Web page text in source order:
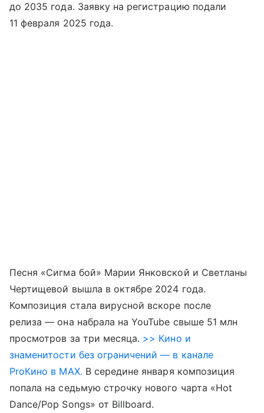
до 2035 года. Заявку на регистрацию подали
11 февраля 2025 года.
Песня «Сигма бой» Марии Янковской и Светланы
Чертищевой вышла в октябре 2024 года.
Композиция стала вирусной вскоре после
релиза — она набрала на YouTube свыше 51 млн
просмотров за три месяца. >> Кино и
знаменитости без ограничений — в канале
ProКино в MAX. В середине января композиция
попала на седьмую строчку нового чарта «Hot
Dance/Pop Songs» от Billboard.